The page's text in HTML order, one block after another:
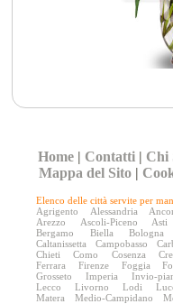
Home | Contatti | Chi
Mappa del Sito |
Elenco delle città servite per
Agrigento
Alessandria
Arezzo
Ascoli-Piceno Asti
Bergamo
Biella Bologna
Caltanissetta
Campobasso
Chieti
Como Cosenza
Ferrara
Firenze Foggia
Grosseto
Imperia Invio-
Lecco
Livorno Lodi
Matera
Medio-Campidano